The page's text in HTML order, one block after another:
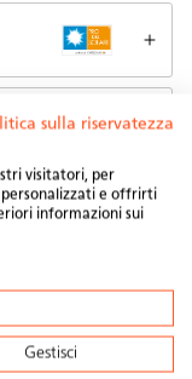
sulla riservatezza
visitatori, per
e offrirti
informazioni sui
Gestisci